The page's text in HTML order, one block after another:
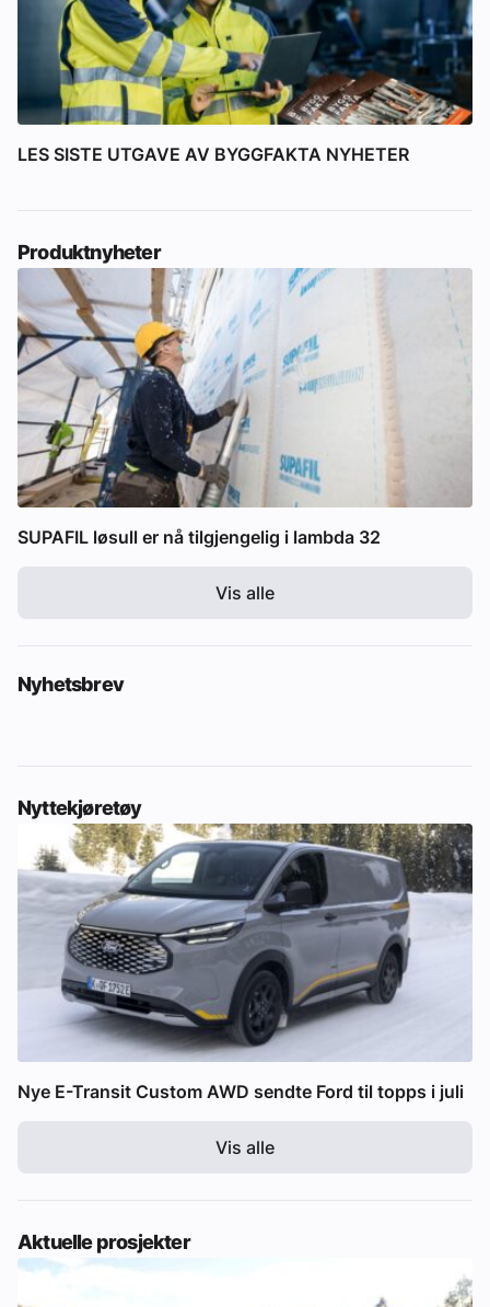
LES SISTE UTGAVE AV BYGGFAKTA NYHETER
Produktnyheter
SUPAFIL løsull er nå tilgjengelig i lambda 32
Vis alle
Nyhetsbrev
Nyttekjøretøy
Nye E-Transit Custom AWD sendte Ford til topps i juli
Vis alle
Aktuelle prosjekter